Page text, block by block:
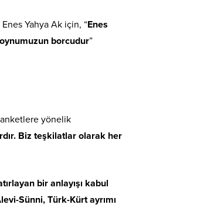
Yahya Ak için, “Enes
borcudur”
anketlere yönelik
Biz teşkilatlar olarak her
bir anlayışı kabul
Sünni, Türk-Kürt ayrımı